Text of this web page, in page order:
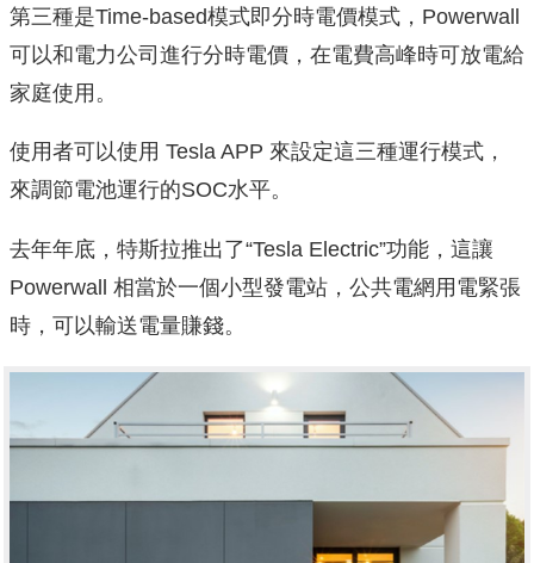
第三種是Time-based模式即分時電價模式，Powerwall
可以和電力公司進行分時電價，在電費高峰時可放電給
家庭使用。
使用者可以使用 Tesla APP 來設定這三種運行模式，
來調節電池運行的SOC水平。
去年年底，特斯拉推出了“Tesla Electric”功能，這讓
Powerwall 相當於一個小型發電站，公共電網用電緊張
時，可以輸送電量賺錢。